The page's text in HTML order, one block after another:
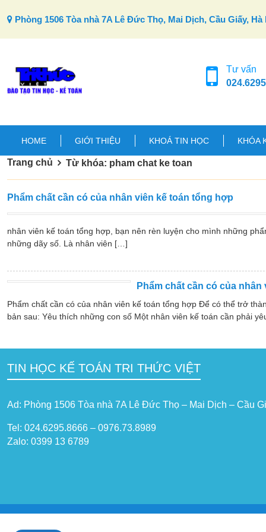
Phòng 1506 Tòa nhà 7A Lê Đức Thọ, Mai Dịch, Cầu Giấy, Hà
Tư vấn
HOME GIỚI THIỆU KHOÁ TIN HỌC KHÓA
Trang chủ Từ khóa: pham chat ke toan
Phẩm chất cần có của nhân viên kế toán tổng hợp
nhân viên kế toán tổng hợp, bạn nên rèn luyện cho mình những
những dãy số. Là nhân viên […]
Phẩm chất cần có của
Phẩm chất cần có của nhân viên kế toán tổng hợp Để có thể trở
bản sau: Yêu thích những con số Một nhân viên kế toán cần phải
TIN HỌC KẾ TOÁN TRI THỨC VIỆT
Ad: Phòng 1506 Tòa nhà 7A Lê Đức Thọ – Mai Dịch – Cầu
Tel: 024.6295.8666 – 0976.73.8989
Zalo: 0399 13 6789